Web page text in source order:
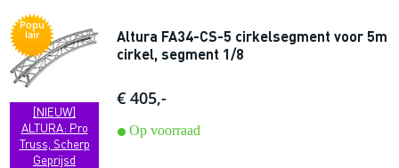
Popu
lair
[NIEUW]
ALTURA: Pro
Truss, Scherp
Geprijsd
Altura FA34-CS-5 cirkelsegment voor 5m
cirkel, segment 1/8
€ 405,-
Op voorraad